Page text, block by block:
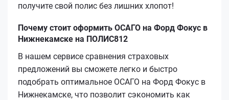
получите свой полис без лишних хлопот!
Почему стоит оформить ОСАГО на Форд Фокус в
Нижнекамске на ПОЛИС812
В нашем сервисе сравнения страховых
предложений вы сможете легко и быстро
подобрать оптимальное ОСАГО на Форд Фокус в
Нижнекамске, что позволит сэкономить как